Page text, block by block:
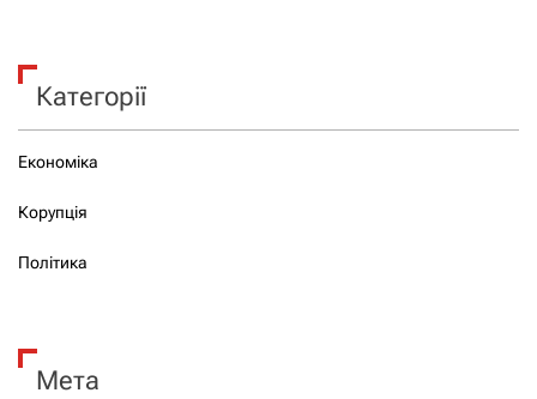
Категорії
Економіка
Корупція
Політика
Мета